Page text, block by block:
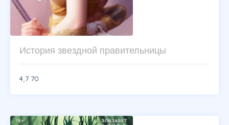
История звездной правительницы
4,7 70